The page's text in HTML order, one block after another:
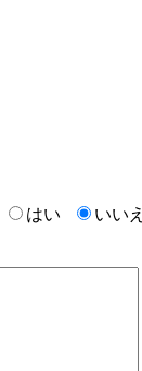
はい いいえ